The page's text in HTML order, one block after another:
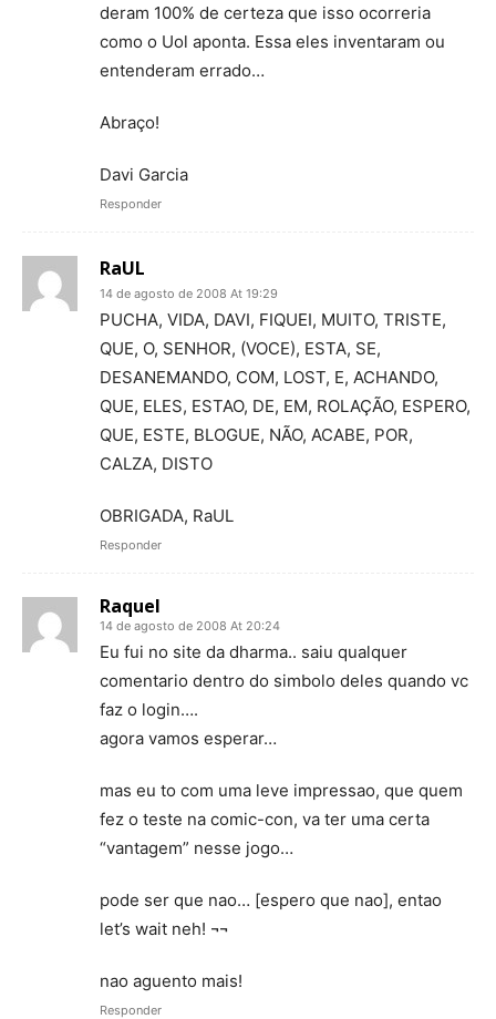
deram 100% de certeza que isso ocorreria
como o Uol aponta. Essa eles inventaram ou
entenderam errado…
Abraço!
Davi Garcia
Responder
RaUL
14 de agosto de 2008 At 19:29
PUCHA, VIDA, DAVI, FIQUEI, MUITO, TRISTE,
QUE, O, SENHOR, (VOCE), ESTA, SE,
DESANEMANDO, COM, LOST, E, ACHANDO,
QUE, ELES, ESTAO, DE, EM, ROLAÇÃO, ESPERO,
QUE, ESTE, BLOGUE, NÃO, ACABE, POR,
CALZA, DISTO
OBRIGADA, RaUL
Responder
Raquel
14 de agosto de 2008 At 20:24
Eu fui no site da dharma.. saiu qualquer
comentario dentro do simbolo deles quando vc
faz o login….
agora vamos esperar…
mas eu to com uma leve impressao, que quem
fez o teste na comic-con, va ter uma certa
“vantagem” nesse jogo…
pode ser que nao… [espero que nao], entao
let’s wait neh! ¬¬
nao aguento mais!
Responder